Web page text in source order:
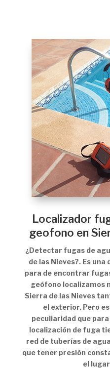
Localizador
geofono en
¿Detectar fugas de
de las Nieves?. Es
para de encontrar
geófono localizamos
Sierra de las Nieves
el exterior. Pero
peculiaridad que
localización de fuga
red de tuberías de
que tener presión
el